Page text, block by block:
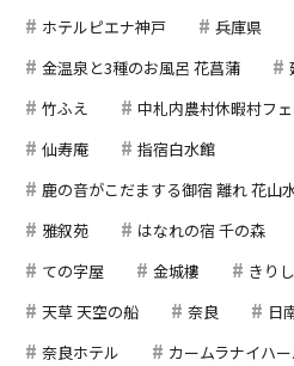
ホテルピエナ神戸
兵庫県
金温泉と3種のお風呂 花菖蒲
竹ふえ
中札内農村休暇村フ
仙寿庵
指宿白水館
鹿の音がこだまする御宿 離れ 花山
雅叙苑
はなれの宿 千の森
ての字屋
金城樓
きり
天草 天空の船
奈良 日
奈良ホテル
カームラナイハ